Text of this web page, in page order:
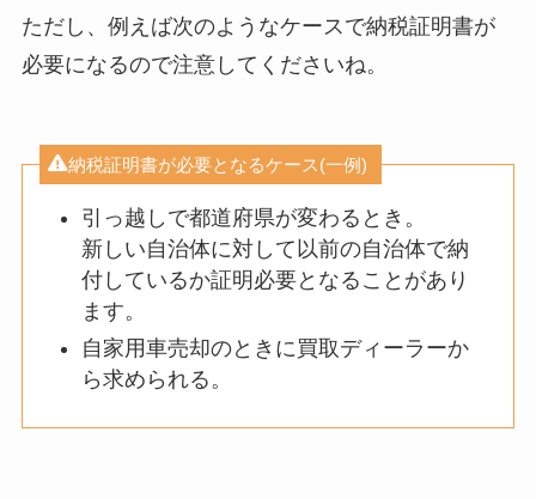
ただし、例えば次のようなケースで納税証明書が
必要になるので注意してくださいね。
納税証明書が必要となるケース(一例)
引っ越しで都道府県が変わるとき。
新しい自治体に対して以前の自治体で納
付しているか証明必要となることがあり
ます。
自家用車売却のときに買取ディーラーか
ら求められる。